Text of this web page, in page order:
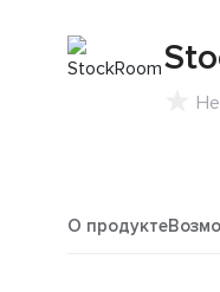
О продукте